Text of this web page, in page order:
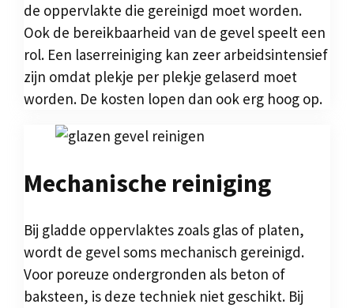
de oppervlakte die gereinigd moet worden.
Ook de bereikbaarheid van de gevel speelt een
rol. Een laserreiniging kan zeer arbeidsintensief
zijn omdat plekje per plekje gelaserd moet
worden. De kosten lopen dan ook erg hoog op.
Mechanische reiniging
Bij gladde oppervlaktes zoals glas of platen,
wordt de gevel soms mechanisch gereinigd.
Voor poreuze ondergronden als beton of
baksteen, is deze techniek niet geschikt. Bij